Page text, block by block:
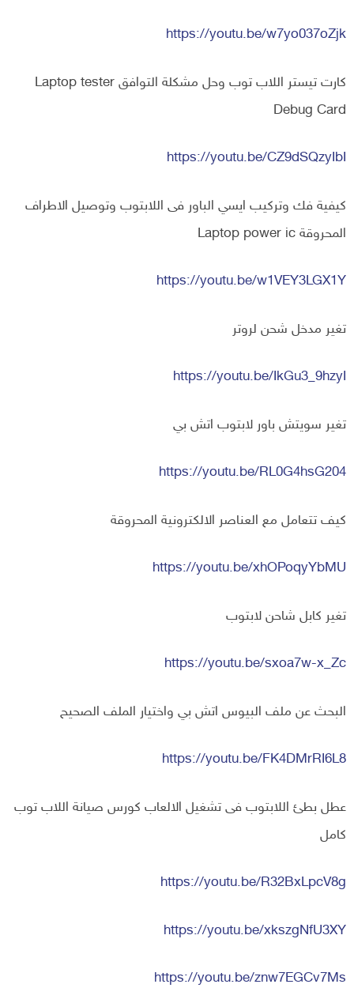
https://youtu.be/w7yo037oZjk
كارت تيستر اللاب توب وحل مشكلة التوافق Laptop tester
Debug Card
https://youtu.be/CZ9dSQzyIbI
كيفية فك وتركيب ايسي الباور فى اللابتوب وتوصيل الاطراف
المحروقة Laptop power ic
https://youtu.be/w1VEY3LGX1Y
تغير مدخل شحن لروتر
https://youtu.be/IkGu3_9hzyI
تغير سويتش باور لابتوب اتش بي
https://youtu.be/RL0G4hsG204
كيف تتعامل مع العناصر الالكترونية المحروقة
https://youtu.be/xhOPoqyYbMU
تغير كابل شاحن لابتوب
https://youtu.be/sxoa7w-x_Zc
البحث عن ملف البيوس اتش بي واختيار الملف الصحيح
https://youtu.be/FK4DMrRI6L8
عطل بطئ اللابتوب فى تشغيل الالعاب كورس صيانة اللاب توب
كامل
https://youtu.be/R32BxLpcV8g
https://youtu.be/xkszgNfU3XY
https://youtu.be/znw7EGCv7Ms